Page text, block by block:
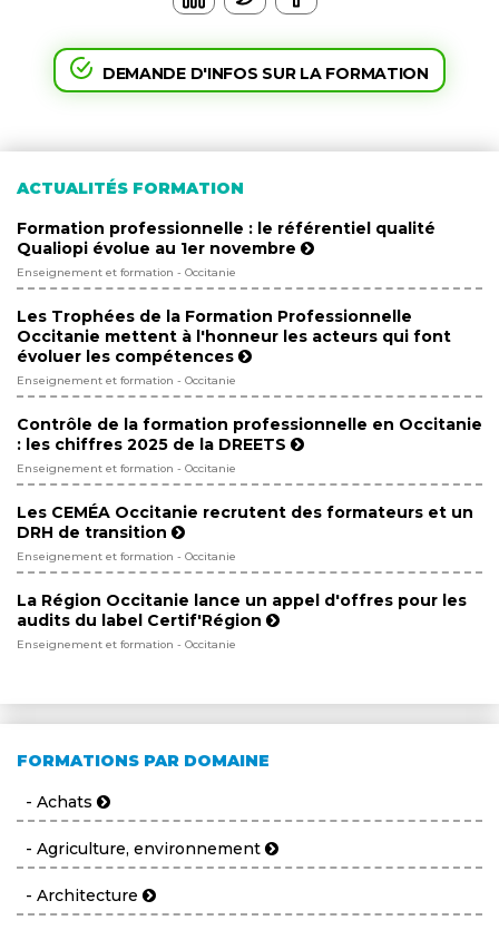
DEMANDE D'INFOS SUR LA FORMATION
ACTUALITÉS FORMATION
Formation professionnelle : le référentiel qualité
Qualiopi évolue au 1er novembre
Enseignement et formation - Occitanie
Les Trophées de la Formation Professionnelle
Occitanie mettent à l'honneur les acteurs qui font
évoluer les compétences
Enseignement et formation - Occitanie
Contrôle de la formation professionnelle en Occitanie
: les chiffres 2025 de la DREETS
Enseignement et formation - Occitanie
Les CEMÉA Occitanie recrutent des formateurs et un
DRH de transition
Enseignement et formation - Occitanie
La Région Occitanie lance un appel d'offres pour les
audits du label Certif'Région
Enseignement et formation - Occitanie
FORMATIONS PAR DOMAINE
- Achats
- Agriculture, environnement
- Architecture